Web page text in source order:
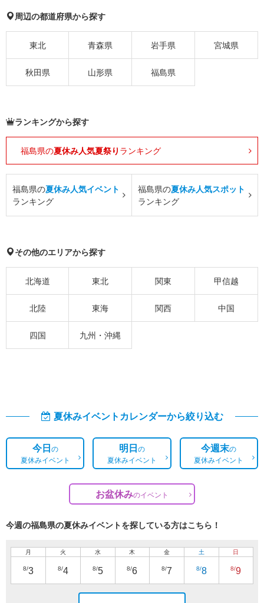
周辺の都道府県から探す
東北 青森県 岩手県 宮城県
秋田県 山形県 福島県
ランキングから探す
福島県の夏休み人気夏祭り ランキング
福島県の夏休み人気イベント
ランキング
福島県の夏休み人気スポット
ランキング
その他のエリアから探す
北海道 東北 関東 甲信越
北陸 東海 関西 中国
四国 九州・沖縄
夏休みイベントカレンダーから絞り込む
今日の
夏休みイベント
明日の
夏休みイベント
今週末の
夏休みイベント
お盆休みのイベント
今週の福島県の夏休みイベントを探している方はこちら！
月
8/3
火
8/4
水
8/5
木
8/6
金
8/7
土
8/8
日
8/9